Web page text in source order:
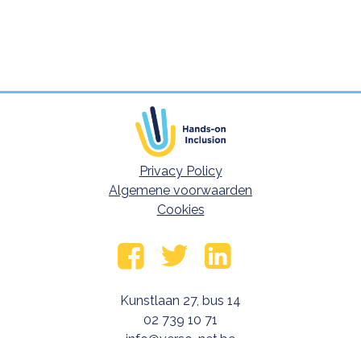
Footer meta navigatie
Privacy Policy
Algemene voorwaarden
Cookies
Volg ons op
Facebook
TwitterLinkedIn
Kunstlaan 27, bus 14
02 739 10 71